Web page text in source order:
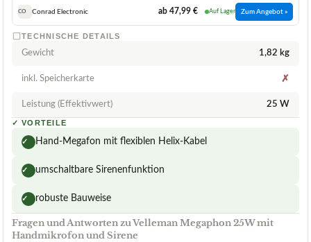
CO Conrad Electronic ab 47,99 € Auf Lager Zum Angebot »
TECHNISCHE DETAILS
Gewicht 1,82 kg
inkl. Speicherkarte ✗
Leistung (Effektivwert) 25 W
✓ VORTEILE
✓ Hand-Megafon mit flexiblen Helix-Kabel
✓ umschaltbare Sirenenfunktion
✓ robuste Bauweise
Fragen und Antworten zu Velleman Megaphon 25W mit
Handmikrofon und Sirene